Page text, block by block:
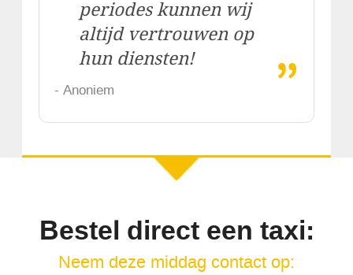
periodes kunnen wij
altijd vertrouwen op
hun diensten!
„
- Anoniem
Bestel direct een taxi:
Neem deze middag contact op: